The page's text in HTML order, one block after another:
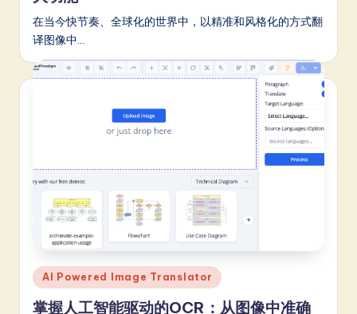
e
s
t
&
ft
w
在当今快节奏、全球化的世界中，以精准和风格化的方式翻
译图像中…
Posted
AI Powered Image Translator
掌握人工智能驱动的OCR：从图像中准确